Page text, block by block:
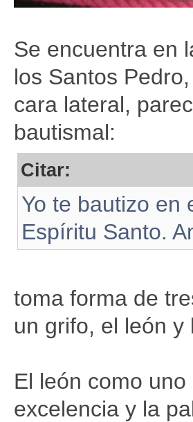
Se encuentra en
los Santos
cara lateral,
bautismal:
Citar:
Yo te bautizo en
Espíritu Santo.
toma forma de
un grifo, el león y
El león como
excelencia y la